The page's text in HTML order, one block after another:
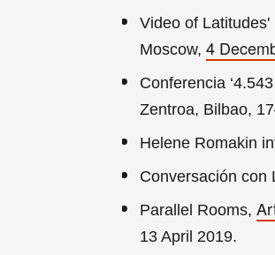
Video of Latitudes'
Moscow, 4
Conferencia
Zentroa, Bilbao,
Helene Romakin
Conversación con
Parallel Rooms,
13 April 2019.